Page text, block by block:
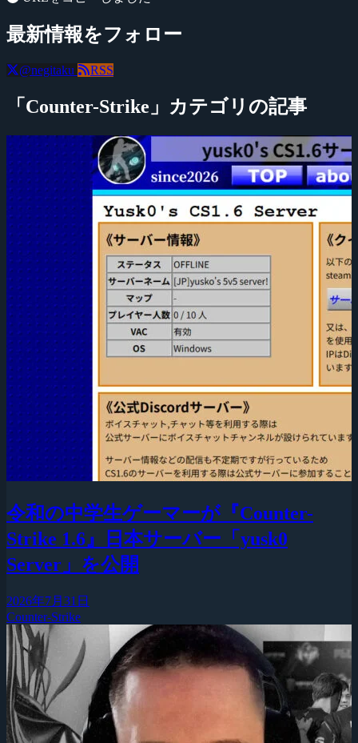
最新情報をフォロー
@negitaku RSS
「Counter-Strike」カテゴリの記事
令和の中学生ゲーマーが『Counter-
Strike 1.6』日本サーバー「yusk0
Server」を公開
2026年7月31日
Counter-Strike